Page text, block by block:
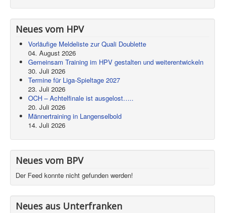
Neues vom HPV
Vorläufige Meldeliste zur Quali Doublette
04. August 2026
Gemeinsam Training im HPV gestalten und weiterentwickeln
30. Juli 2026
Termine für Liga-Spieltage 2027
23. Juli 2026
OCH – Achtelfinale ist ausgelost…..
20. Juli 2026
Männertraining in Langenselbold
14. Juli 2026
Neues vom BPV
Der Feed konnte nicht gefunden werden!
Neues aus Unterfranken